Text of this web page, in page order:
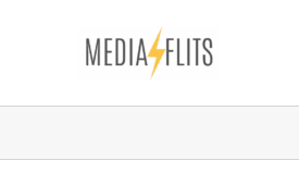
inhoud